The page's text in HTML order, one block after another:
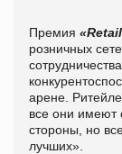
Премия
розничных
арене.
все они имеют
стороны, но
лучших».